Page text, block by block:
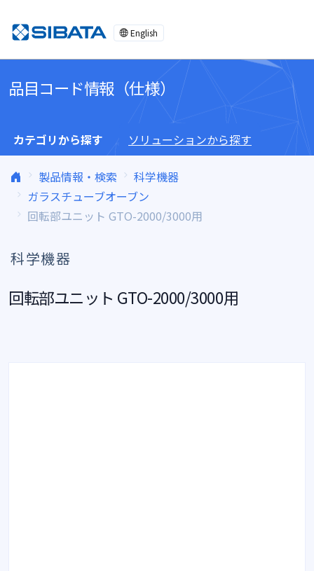
English
品目コード情報（仕様）
カテゴリから探す ソリューションから探す
製品情報・検索
科学機器
ガラスチューブオーブン
回転部ユニット GTO-2000/3000用
科学機器
回転部ユニット GTO-2000/3000用